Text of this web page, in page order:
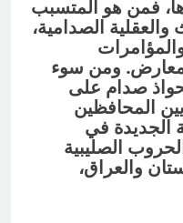
فمن هو المتسبب
الصدامية،
والمؤامرات
ومن سوء
صدام على
المحافظين
الجديدة في
الصليبية
والعراق،